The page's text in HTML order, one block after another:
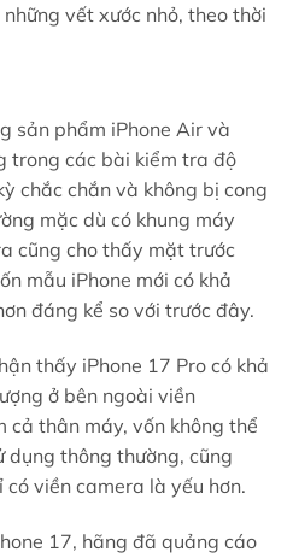
vết xước nhỏ, theo thời
sản phẩm iPhone Air và
trong các bài kiểm tra độ
chắc chắn và không bị cong
mặc dù có khung máy
cũng cho thấy mặt trước
mẫu iPhone mới có khả
đáng kể so với trước đây.
thấy iPhone 17 Pro có khả
ở bên ngoài viền
thân máy, vốn không thể
dụng thông thường, cũng
có viền camera là yếu hơn.
17, hãng đã quảng cáo